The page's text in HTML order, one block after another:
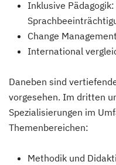
Inklusive
Change
International
Daneben sind
vorgesehen. Im dritten
Spezialisierungen im
Themenbereichen:
Methodik und